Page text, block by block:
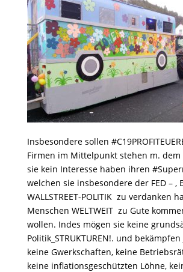
Insbesondere sollen
Firmen im Mittelpunkt stehen m. dem
sie kein Interesse haben ihren
welchen sie insbesondere der FED – ,
WALLSTREET-POLITIK zu verdanken
Menschen WELTWEIT zu Gute
wollen. Indes mögen sie keine
Politik_STRUKTUREN!. und
keine Gwerkschaften, keine
keine inflationsgeschützten Löhne,